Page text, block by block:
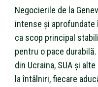
Negocierile de la
intense și aprofundate
ca scop principal
pentru o pace
din Ucraina, SUA și
la întâlniri, fiecare